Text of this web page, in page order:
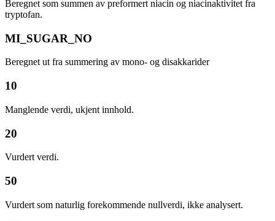
Beregnet som summen av preformert niacin og niacinaktivitet fra
tryptofan.
MI_SUGAR_NO
Beregnet ut fra summering av mono- og disakkarider
10
Manglende verdi, ukjent innhold.
20
Vurdert verdi.
50
Vurdert som naturlig forekommende nullverdi, ikke analysert.